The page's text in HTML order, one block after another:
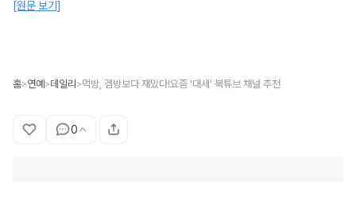
[원문 보기]
홈>연예 >데일리 >먹방, 겜방보다 재밌다!요즘 '대세' 북튜브 채널 추천
0